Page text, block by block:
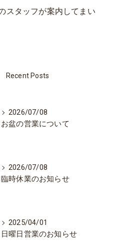
スタッフが案内してまい
Recent Posts
2026/07/08
お盆の営業について
2026/07/08
臨時休業のお知らせ
2025/04/01
日曜日営業のお知らせ